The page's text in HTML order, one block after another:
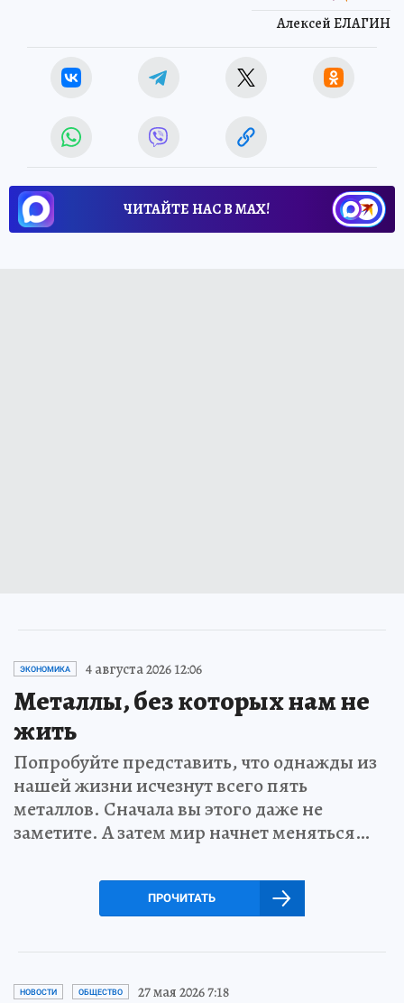
Алексей ЕЛАГИН
ЧИТАЙТЕ НАС В МАХ!
ЭКОНОМИКА 4 августа 2026 12:06
Металлы, без которых нам не
жить
Попробуйте представить, что однажды из
нашей жизни исчезнут всего пять
металлов. Сначала вы этого даже не
заметите. А затем мир начнет меняться…
ПРОЧИТАТЬ
НОВОСТИ ОБЩЕСТВО 27 мая 2026 7:18